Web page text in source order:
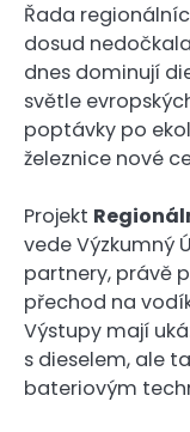
Řada
dosud
dnes dominují
světle
poptávky po
železnice nové
Projekt
vede Výzkumný
partnery, právě
přechod na
Výstupy mají
s dieselem, ale
bateriovým